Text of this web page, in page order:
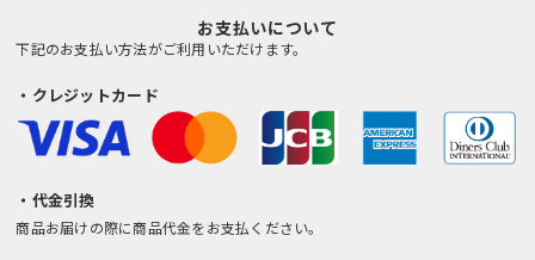
お支払いについて
下記のお支払い方法がご利用いただけます。
・クレジットカード
・代金引換
商品お届けの際に商品代金をお支払ください。